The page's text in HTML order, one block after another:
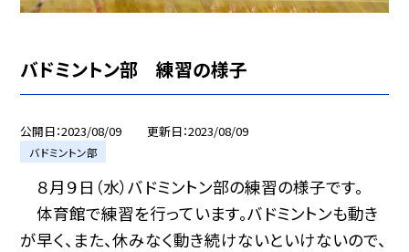
バドミントン部 練習の様子
公開日 2023/08/09 更新日 2023/08/09
バドミントン部
８月９日（水）バドミントン部の練習の様子です。
体育館で練習を行っています。バドミントンも動き
が早く、また、休みなく動き続けないといけないので、